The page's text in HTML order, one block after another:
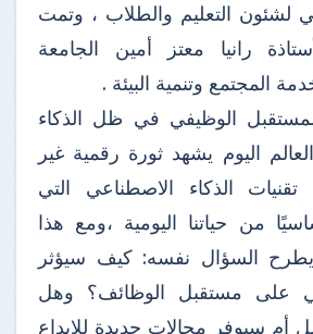
لشئون التعليم والطلاب ، وتمت
رانيا معتز أمين الجامعة
المجتمع وتنمية البيئة .
الوظيفي في ظل الذكاء
اليوم يشهد ثورة رقمية غير
الذكاء الاصطناعي التي
من حياتنا اليومية ،ومع هذا
يطرح السؤال نفسه: كيف سيؤثر
على مستقبل الوظائف؟ وهل
أم سيوفر مجالات جديدة للإبداع